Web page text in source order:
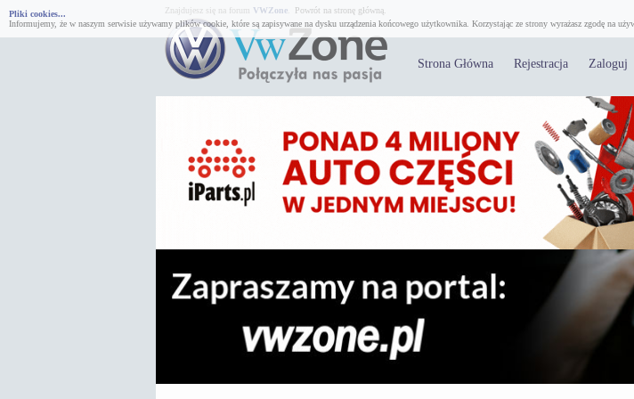
Pliki cookies...
Informujemy, że w naszym serwisie używamy plików cookie, które są zapisywane na dysku urządzenia końcowego użytkownika. Korzystając ze strony wyrażasz zgodę na
Znajdujesz się na forum VWZone. Powrót na stronę główną.
Strona Główna Rejestracja Zaloguj